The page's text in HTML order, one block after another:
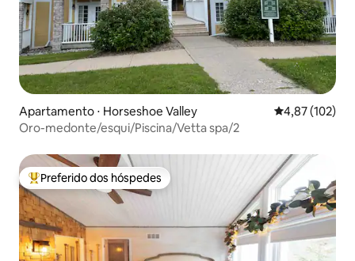
Apartamento ⋅ Horseshoe Valley 4,87 de uma
4,87 (102)
Oro-medonte/esqui/Piscina/Vetta spa/2
Entre os melhores preferidos dos hóspedes
Preferido dos hóspedes